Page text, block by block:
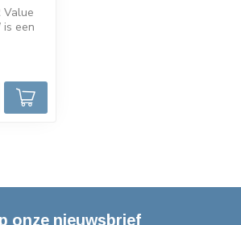
Value
is een
onze nieuwsbrief